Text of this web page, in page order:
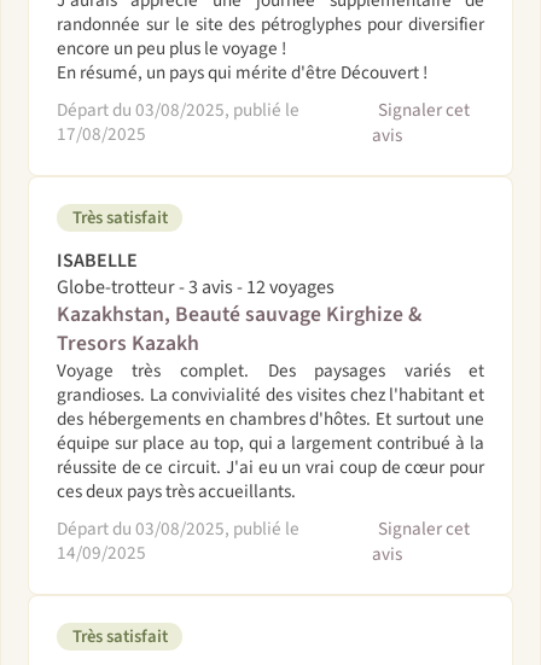
randonnée sur le site des pétroglyphes pour diversifier
encore un peu plus le voyage !
En résumé, un pays qui mérite d'être Découvert !
Départ du 03/08/2025, publié le
17/08/2025
Signaler cet
avis
Très satisfait
ISABELLE
Globe-trotteur - 3 avis - 12 voyages
Kazakhstan, Beauté sauvage Kirghize &
Tresors Kazakh
Voyage très complet. Des paysages variés et
grandioses. La convivialité des visites chez l'habitant et
des hébergements en chambres d'hôtes. Et surtout une
équipe sur place au top, qui a largement contribué à la
réussite de ce circuit. J'ai eu un vrai coup de cœur pour
ces deux pays très accueillants.
Départ du 03/08/2025, publié le
14/09/2025
Signaler cet
avis
Très satisfait